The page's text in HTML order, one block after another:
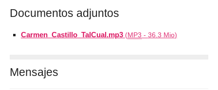
Documentos adjuntos
Carmen_Castillo_TalCual.mp3 (MP3 - 36.3 Mio)
Mensajes